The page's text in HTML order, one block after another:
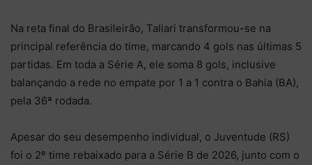
Na reta final do Brasileirão, Taliari transformou-se na
principal referência do time, marcando 4 gols nas últimas 5
partidas. Em toda a Série A, ele soma 8 gols, inclusive
balançando a rede no empate por 1 a 1 contra o Bahia (BA),
pela 36ª rodada.
Apesar do seu desempenho individual, o Juventude (RS)
foi o 2º time rebaixado para a Série B de 2026, junto com o